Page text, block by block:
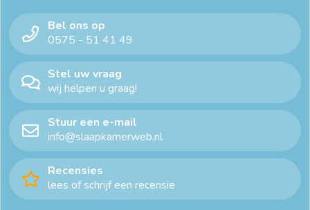
Bel ons op
0575 - 51 41 49
Stel uw vraag
wij helpen u graag!
Stuur een e-mail
info@slaapkamerweb.nl
Recensies
lees of schrijf een recensie